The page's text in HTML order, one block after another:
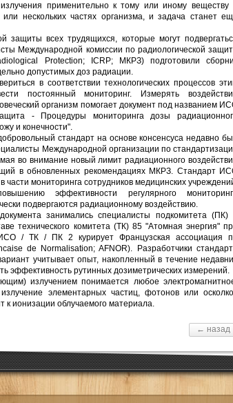
излучения применительно к тому или иному веществу
нескольких частях организма, и задача станет
трудящихся, которые могут
Международной комиссии по радиологической
Protection; ICRP; МКРЗ) подготовили
допустимых доз радиации.
соответствии технологических процессов
постоянный мониторинг. Измерять
организм помогает документ под названием
- Процедуры мониторинга дозы
и конечности".
стандарт на основе консенсуса недавно
Международной организации по
во внимание новый лимит радиационного
в обновленных рекомендациях МКРЗ. Стандарт
части мониторинга сотрудников медицинских
эффективности регулярного
подвергаются радиационному воздействию.
специалисты подкомитета (ПК)
технического комитета (ТК) 85 "Атомная энергия"
/ ТК / ПК 2 курирует Французская ассоциация
de Normalisation; AFNOR). Разработчики
учитывает опыт, накопленный в течение
эффективность рутинных дозиметрических измерений.
излучением понимается любое
элементарных частиц, фотонов или
к ионизации облучаемого материала.
← назад